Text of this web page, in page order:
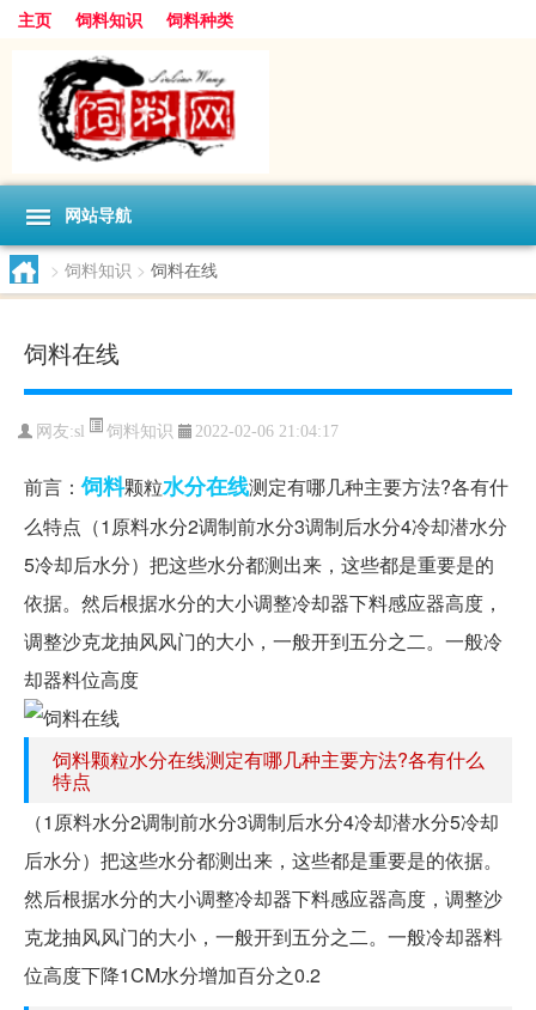
主页 饲料知识 饲料种类
网站导航
> 饲料知识 > 饲料在线
饲料在线
网友:sl 饲料知识 2022-02-06 21:04:17
前言：饲料颗粒水分在线测定有哪几种主要方法?各有什
么特点（1原料水分2调制前水分3调制后水分4冷却潜水分
5冷却后水分）把这些水分都测出来，这些都是重要是的
依据。然后根据水分的大小调整冷却器下料感应器高度，
调整沙克龙抽风风门的大小，一般开到五分之二。一般冷
却器料位高度
饲料颗粒水分在线测定有哪几种主要方法?各有什么
特点
（1原料水分2调制前水分3调制后水分4冷却潜水分5冷却
后水分）把这些水分都测出来，这些都是重要是的依据。
然后根据水分的大小调整冷却器下料感应器高度，调整沙
克龙抽风风门的大小，一般开到五分之二。一般冷却器料
位高度下降1CM水分增加百分之0.2